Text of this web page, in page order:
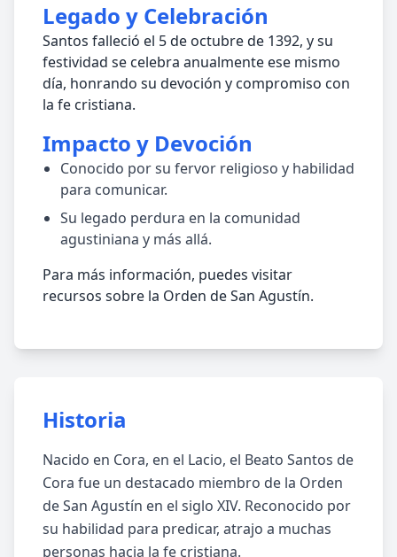
Legado y Celebración
Santos falleció el 5 de octubre de 1392, y su
festividad se celebra anualmente ese mismo
día, honrando su devoción y compromiso con
la fe cristiana.
Impacto y Devoción
Conocido por su fervor religioso y habilidad
para comunicar.
Su legado perdura en la comunidad
agustiniana y más allá.
Para más información, puedes visitar
recursos sobre la Orden de San Agustín.
Historia
Nacido en Cora, en el Lacio, el Beato Santos de
Cora fue un destacado miembro de la Orden
de San Agustín en el siglo XIV. Reconocido por
su habilidad para predicar, atrajo a muchas
personas hacia la fe cristiana.